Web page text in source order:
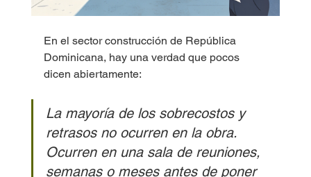
En el sector construcción de República
Dominicana, hay una verdad que pocos
dicen abiertamente:
La mayoría de los sobrecostos y
retrasos no ocurren en la obra.
Ocurren en una sala de reuniones,
semanas o meses antes de poner